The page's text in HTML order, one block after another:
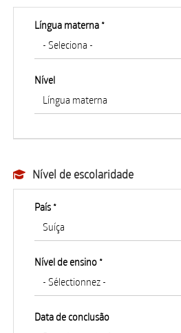
Língua materna *
Nível
Nível de escolaridade
País *
Nível de ensino *
Data de conclusão